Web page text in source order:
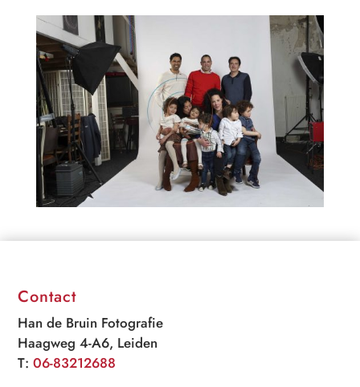
Contact
Han de Bruin Fotografie
Haagweg 4-A6, Leiden
T:06-83212688